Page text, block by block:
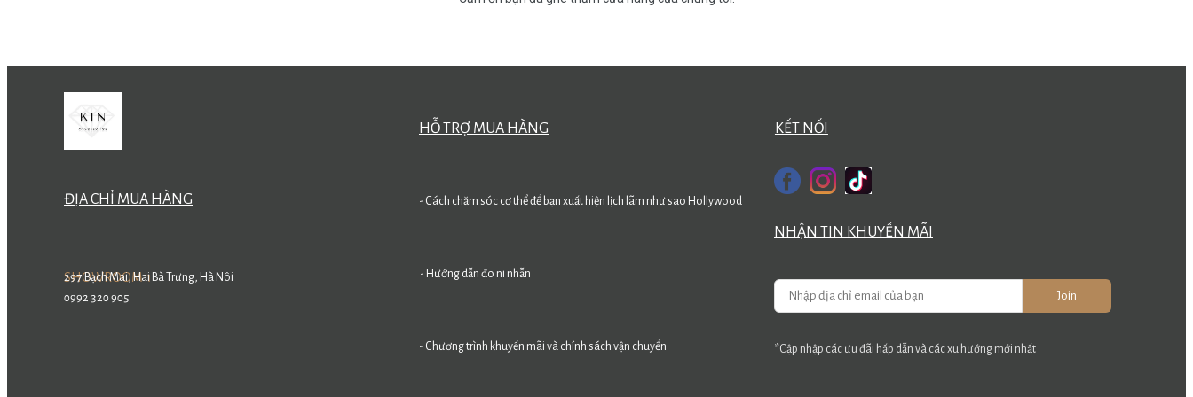
ĐỊA CHỈ MUA HÀNG
SHOWROOM 1
297 Bạch Mai, Hai Bà Trưng, Hà Nôi
0992 320 905
HỖ TRỢ MUA HÀNG
- Cách chăm sóc cơ thể để bạn xuất hiện lịch lãm như sao Hollywood
- Hướng dẫn đo ni nhẫn
- Chương trình khuyến mãi và chính sách vận chuyển
KẾT NỐI
Join
NHẬN TIN KHUYẾN MÃI
*Cập nhập các ưu đãi hấp dẫn và các xu hướng mới nhất